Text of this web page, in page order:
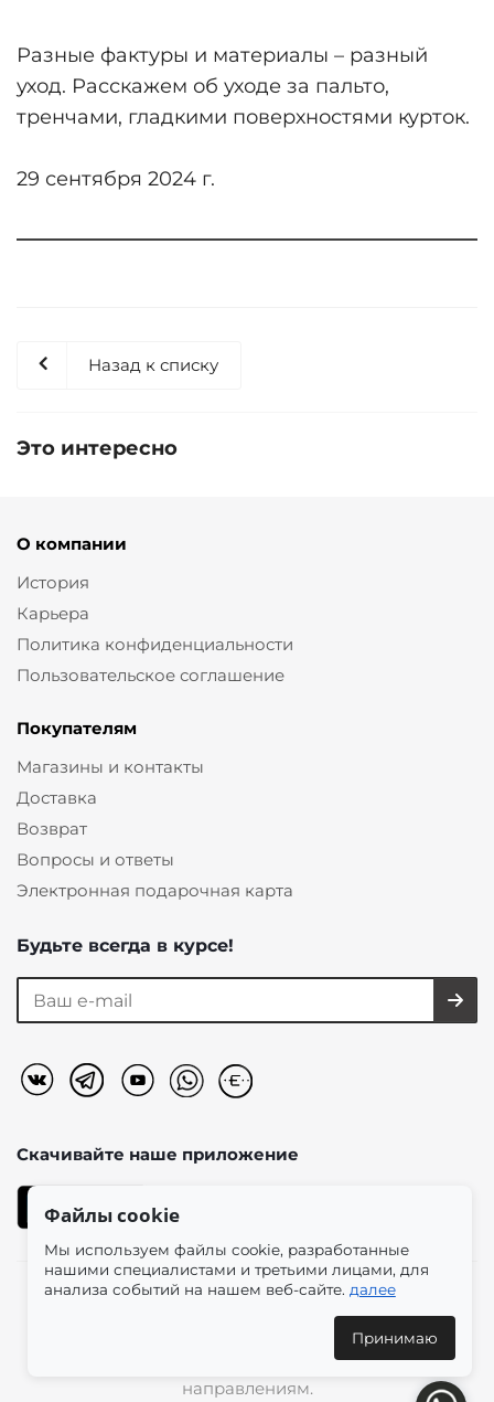
Разные фактуры и материалы – разный
уход. Расскажем об уходе за пальто,
тренчами, гладкими поверхностями курток.
29 сентября 2024 г.
Назад к списку
Это интересно
О компании
История
Карьера
Политика конфиденциальности
Пользовательское соглашение
Покупателям
Магазины и контакты
Доставка
Возврат
Вопросы и ответы
Электронная подарочная карта
Будьте всегда в курсе!
Скачивайте наше приложение
магазин женской одежды в эстетике plus size.
Доставка по всей России и международным
направлениям.
Файлы cookie
Мы используем файлы cookie, разработанные
нашими специалистами и третьими лицами, для
анализа событий на нашем веб-сайте. далее
Принимаю